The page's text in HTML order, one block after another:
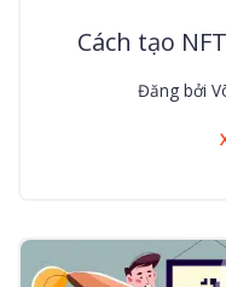
Cách tạo
Đăng bởi